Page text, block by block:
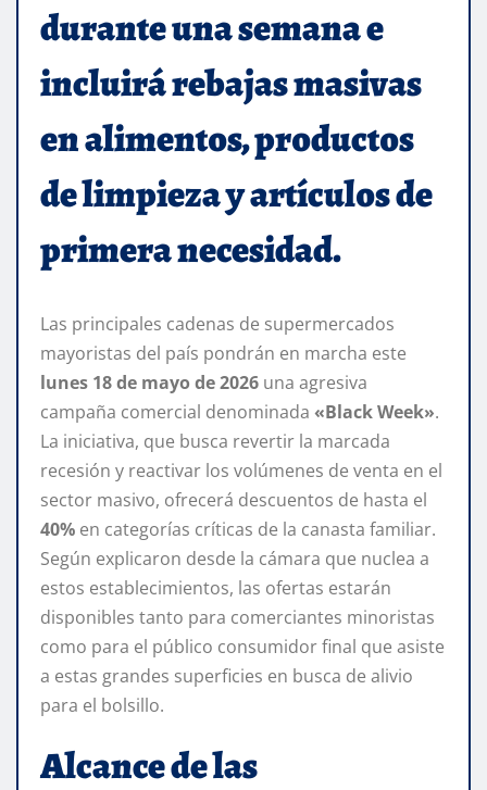
durante una semana e
incluirá rebajas masivas
en alimentos, productos
de limpieza y artículos de
primera necesidad.
Las principales cadenas de supermercados
mayoristas del país pondrán en marcha este
lunes 18 de mayo de 2026 una agresiva
campaña comercial denominada «Black Week».
La iniciativa, que busca revertir la marcada
recesión y reactivar los volúmenes de venta en el
sector masivo, ofrecerá descuentos de hasta el
40% en categorías críticas de la canasta familiar.
Según explicaron desde la cámara que nuclea a
estos establecimientos, las ofertas estarán
disponibles tanto para comerciantes minoristas
como para el público consumidor final que asiste
a estas grandes superficies en busca de alivio
para el bolsillo.
Alcance de las